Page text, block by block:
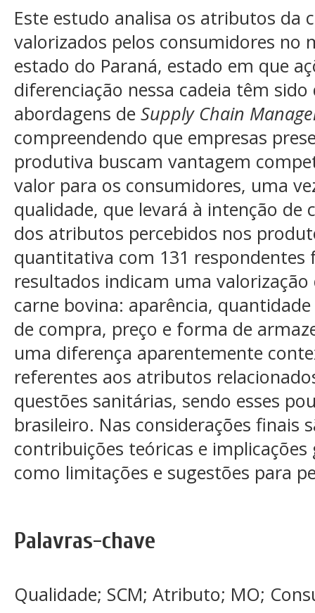
Este estudo analisa os atributos da
valorizados pelos consumidores no
estado do Paraná, estado em que
diferenciação nessa cadeia têm
abordagens de Supply Chain
compreendendo que empresas
produtiva buscam vantagem
valor para os consumidores, uma
qualidade, que levará à intenção
dos atributos percebidos nos
quantitativa com 131 respondentes
resultados indicam uma
carne bovina: aparência,
de compra, preço e forma de
uma diferença aparentemente
referentes aos atributos
questões sanitárias, sendo esses
brasileiro. Nas considerações finais
contribuições teóricas e
como limitações e sugestões para
Palavras-chave
Qualidade; SCM; Atributo; MO;